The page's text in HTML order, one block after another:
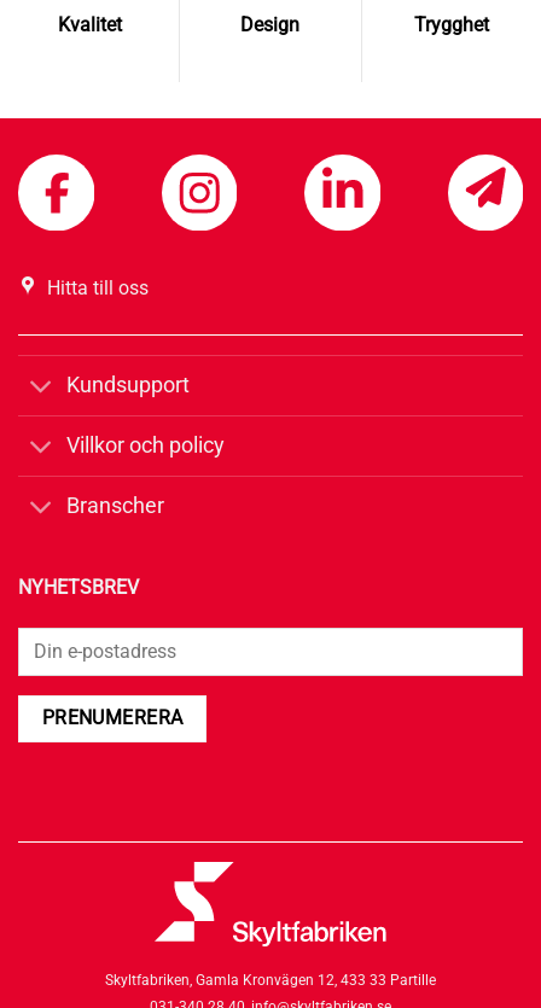
Kvalitet Design Trygghet
Hitta till oss
Kundsupport
Villkor och policy
Branscher
NYHETSBREV
Skyltfabriken, Gamla Kronvägen 12, 433 33 Partille